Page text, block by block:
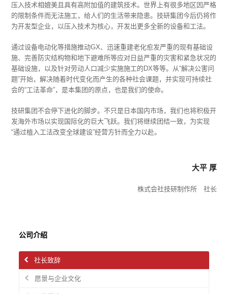
压入技术相媲美且具有高附加值的建筑技术。世界上有很多地区因严格
的限制条件而无法施工，给人们的生活带来隐患。技研集团今后仍将作
为开发型企业，以压入技术为核心，开发出更多全新的设备和工法。
通过设备电动化等措施推动GX、迅速重建老化愈发严重的现有基础设
施、完善防灾结构物和地下避难所等应对日益严重的灾害和紧急状况的
基础设施，以及针对劳动人口减少实施施工的DX等等。从“解决公害问
题”开始，解决随着时代变化而产生的各种社会课题，并实现可持续社
会的“工法革命”，是本集团的原点，也是我们的使命。
技研集团不会停下进化的脚步。不只是日本国内市场，我们也将积极开
发海外市场以实现国际化的巨大飞跃。我们将继续团结一致，为实现
“通过植入工法改变全球建设”经营方针而全力以赴。
大平 厚
株式会社技研制作所 社长
公司介绍
社长致辞
愿景与企业文化